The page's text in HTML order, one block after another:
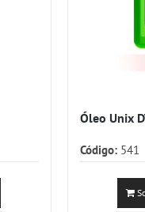
Óleo Unix
Código:541